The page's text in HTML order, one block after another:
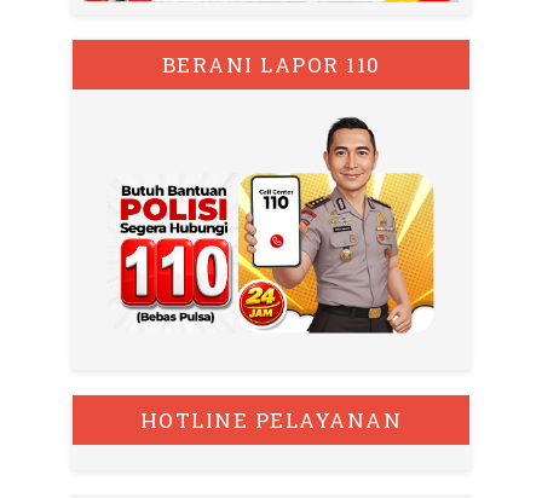
BERANI LAPOR 110
HOTLINE PELAYANAN